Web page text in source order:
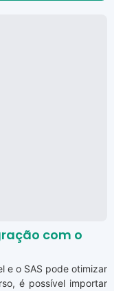
com o
e o SAS pode otimizar
é possível importar